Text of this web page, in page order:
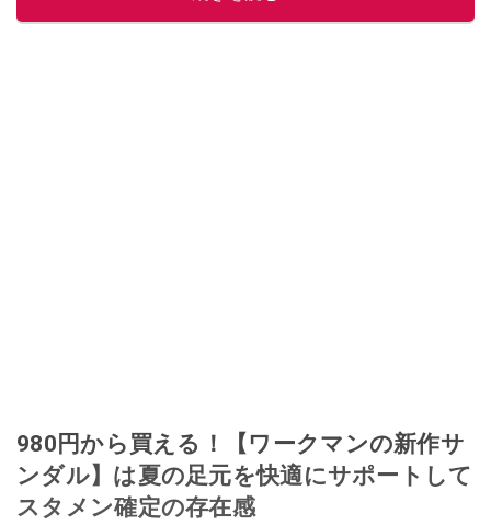
980円から買える！【ワークマンの新作サ
ンダル】は夏の足元を快適にサポートして
スタメン確定の存在感